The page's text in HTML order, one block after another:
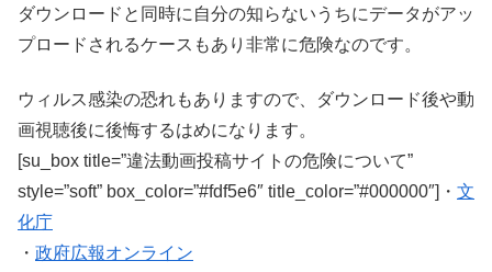
ダウンロードと同時に自分の知らないうちにデータがアッ
プロードされるケースもあり非常に危険なのです。
ウィルス感染の恐れもありますので、ダウンロード後や動
画視聴後に後悔するはめになります。
[su_box title=”違法動画投稿サイトの危険について”
style=”soft” box_color=”#fdf5e6″ title_color=”#000000″]・ 文
化庁
・ 政府広報オンライン